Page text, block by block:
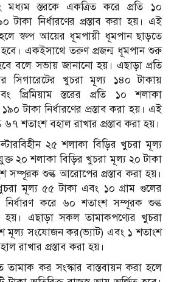
মধ্যম স্তরকে একত্রিত করে প্রতি ১০
টাকা নির্ধারণের প্রস্তাব করা হয়। এই
হলে স্বল্প আয়ের ধূমপায়ী ধূমপান ছাড়তে
হবে। একইসাথে তরুণ প্রজন্ম ধূমপান শুরু
বলে সভায় জানানো হয়। এছাড়া প্রতি
সিগারেটের খুচরা মূল্য ১৪০ টাকায়
প্রিমিয়াম স্তরের প্রতি ১০ শলাকা
টাকা নির্ধারণের প্রস্তাব করা হয়। এই
৬৭ শতাংশ বহাল রাখার প্রস্তাব করা হয়।
২৫ শলাকা বিড়ির খুচরা মূল্য
২০ শলাকা বিড়ির খুচরা মূল্য ২০ টাকা
সম্পূরক শুল্ক আরোপের প্রস্তাব করা হয়।
খুচরা মূল্য ৫৫ টাকা এবং ১০ গ্রাম গুলের
করে ৬০ শতাংশ সম্পূরক শুল্ক
হয়। এছাড়া সকল তামাকপণ্যের খুচরা
মূল্য সংযোজন কর(ভ্যাট) এবং ১ শতাংশ
রাখার প্রস্তাব করা হয়।
তামাক কর সংস্কার বাস্তবায়ন করা হলে